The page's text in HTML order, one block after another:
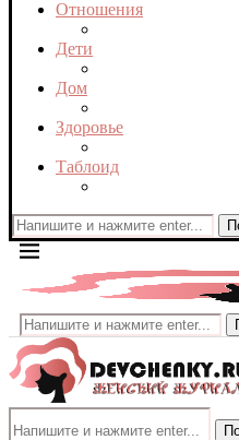
Отношения
Дети
Дом
Здоровье
Таблоид